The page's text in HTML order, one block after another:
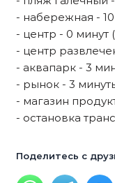
- набережная -
- центр - 0 минут
- центр
- аквапарк - 3
- рынок - 3
- магазин
- остановка
Поделитесь с